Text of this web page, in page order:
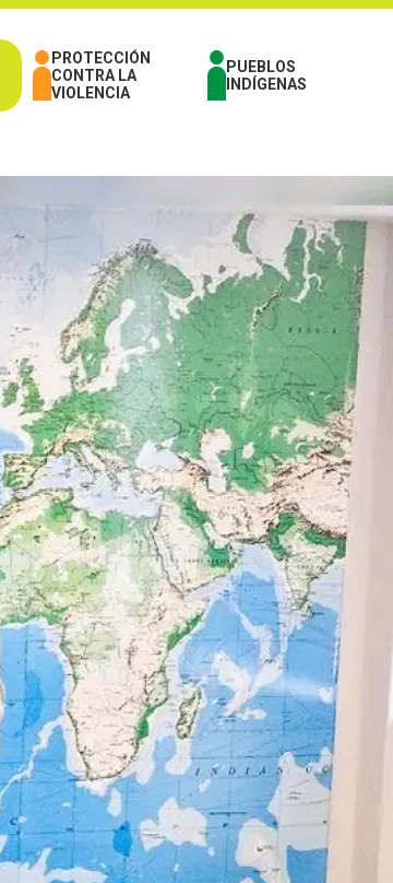
PROTECCIÓN
CONTRA LA
VIOLENCIA
PUEBLOS
INDÍGENAS